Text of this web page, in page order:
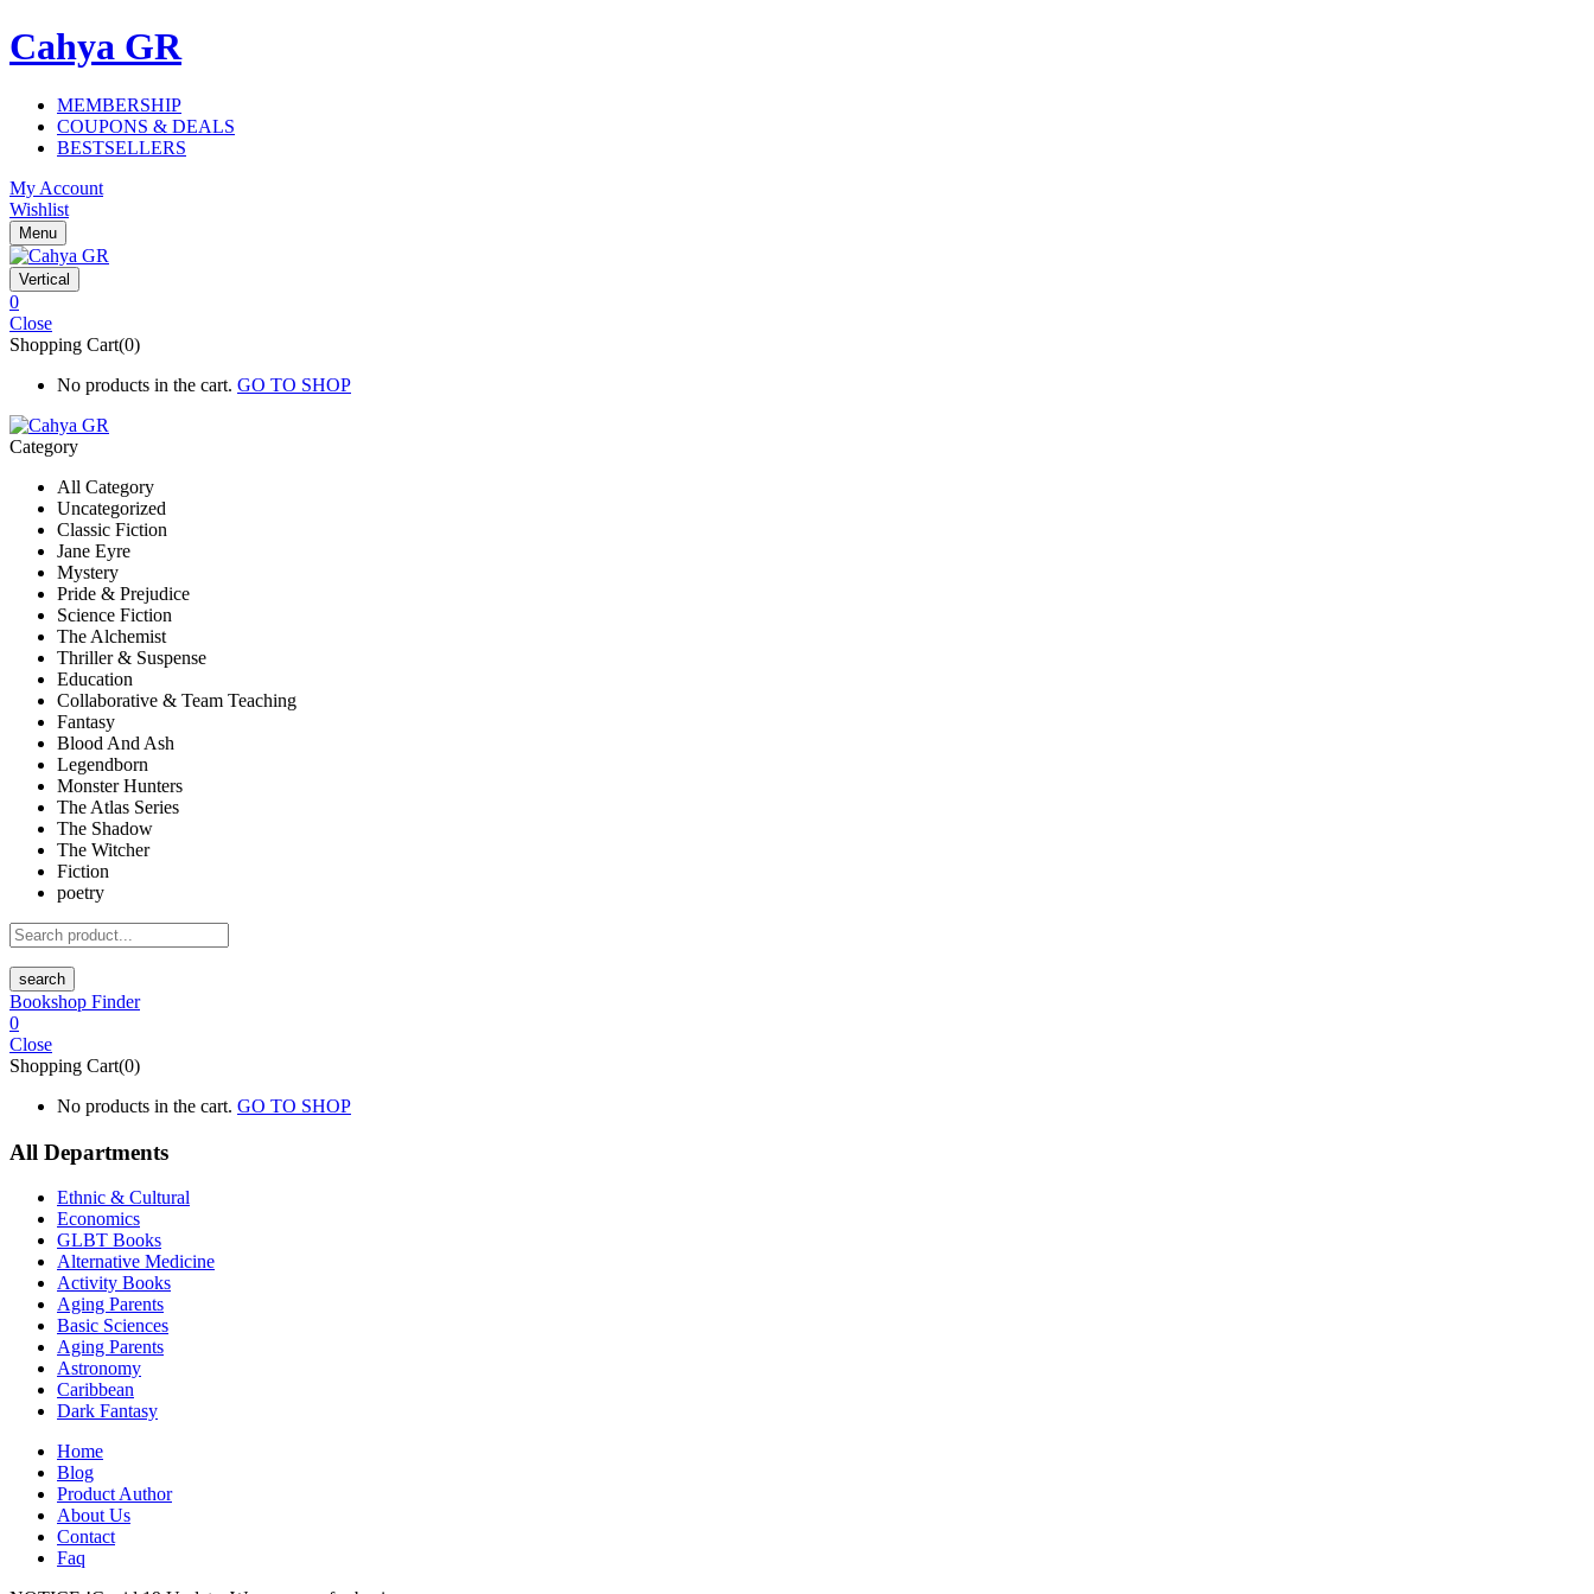
Cahya GR
MEMBERSHIP
COUPONS & DEALS
BESTSELLERS
My Account
Wishlist
Menu
Vertical
0
Close
Shopping Cart(0)
No products in the cart. GO TO SHOP
Category
All Category
Uncategorized
Classic Fiction
Jane Eyre
Mystery
Pride & Prejudice
Science Fiction
The Alchemist
Thriller & Suspense
Education
Collaborative & Team Teaching
Fantasy
Blood And Ash
Legendborn
Monster Hunters
The Atlas Series
The Shadow
The Witcher
Fiction
poetry
search
Bookshop Finder
0
Close
Shopping Cart(0)
No products in the cart. GO TO SHOP
All Departments
Ethnic & Cultural
Economics
GLBT Books
Alternative Medicine
Activity Books
Aging Parents
Basic Sciences
Aging Parents
Astronomy
Caribbean
Dark Fantasy
Home
Blog
Product Author
About Us
Contact
Faq